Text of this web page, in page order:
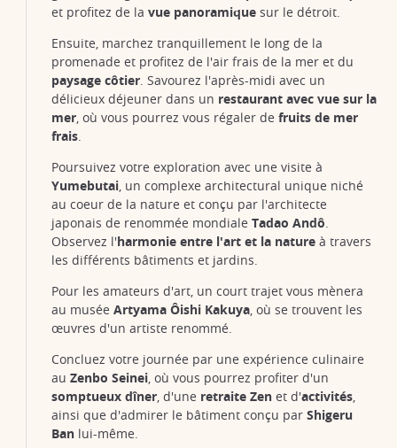
et profitez de la vue panoramique sur le détroit.
Ensuite, marchez tranquillement le long de la
promenade et profitez de l'air frais de la mer et du
paysage côtier. Savourez l'après-midi avec un
délicieux déjeuner dans un restaurant avec vue sur la
mer, où vous pourrez vous régaler de fruits de mer
frais.
Poursuivez votre exploration avec une visite à
Yumebutai, un complexe architectural unique niché
au coeur de la nature et conçu par l'architecte
japonais de renommée mondiale Tadao Andô.
Observez l'harmonie entre l'art et la nature à travers
les différents bâtiments et jardins.
Pour les amateurs d'art, un court trajet vous mènera
au musée Artyama Ôishi Kakuya, où se trouvent les
œuvres d'un artiste renommé.
Concluez votre journée par une expérience culinaire
au Zenbo Seinei, où vous pourrez profiter d'un
somptueux dîner, d'une retraite Zen et d'activités,
ainsi que d'admirer le bâtiment conçu par Shigeru
Ban lui-même.